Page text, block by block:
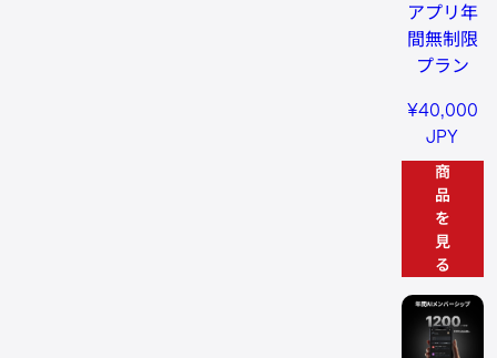
アプリ年
間無制限
プラン
¥40,000
JPY
商
品
を
見
る